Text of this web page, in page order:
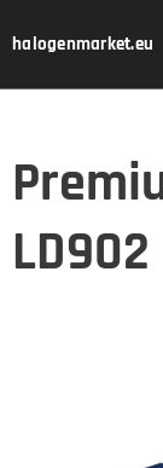
halogenmarket.eu
LD902